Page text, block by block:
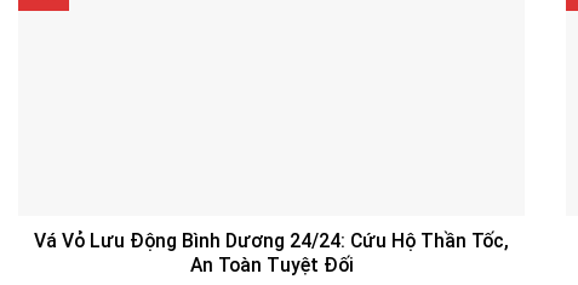
Vá Vỏ Lưu Động Bình Dương 24/24: Cứu Hộ Thần Tốc,
An Toàn Tuyệt Đối